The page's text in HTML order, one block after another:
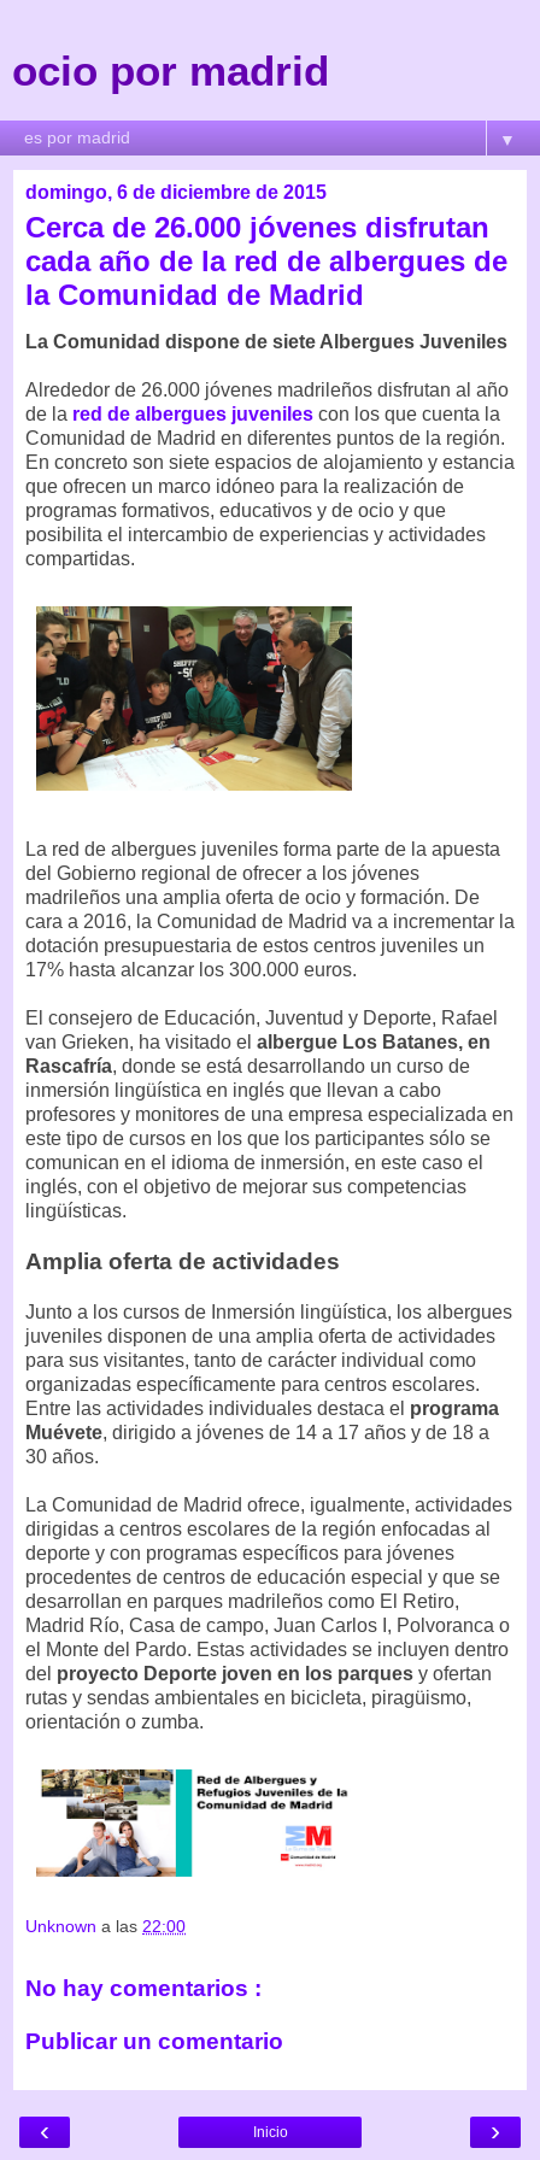
ocio por madrid
▼
domingo, 6 de diciembre de 2015
Cerca de 26.000 jóvenes disfrutan
cada año de la red de albergues de
la Comunidad de Madrid
La Comunidad dispone de siete Albergues Juveniles
Alrededor de 26.000 jóvenes madrileños disfrutan al año
de la red de albergues juveniles con los que cuenta la
Comunidad de Madrid en diferentes puntos de la región.
En concreto son siete espacios de alojamiento y estancia
que ofrecen un marco idóneo para la realización de
programas formativos, educativos y de ocio y que
posibilita el intercambio de experiencias y actividades
compartidas.
La red de albergues juveniles forma parte de la apuesta
del Gobierno regional de ofrecer a los jóvenes
madrileños una amplia oferta de ocio y formación. De
cara a 2016, la Comunidad de Madrid va a incrementar la
dotación presupuestaria de estos centros juveniles un
17% hasta alcanzar los 300.000 euros.
El consejero de Educación, Juventud y Deporte, Rafael
van Grieken, ha visitado el albergue Los Batanes, en
Rascafría, donde se está desarrollando un curso de
inmersión lingüística en inglés que llevan a cabo
profesores y monitores de una empresa especializada en
este tipo de cursos en los que los participantes sólo se
comunican en el idioma de inmersión, en este caso el
inglés, con el objetivo de mejorar sus competencias
lingüísticas.
Amplia oferta de actividades
Junto a los cursos de Inmersión lingüística, los albergues
juveniles disponen de una amplia oferta de actividades
para sus visitantes, tanto de carácter individual como
organizadas específicamente para centros escolares.
Entre las actividades individuales destaca el programa
Muévete, dirigido a jóvenes de 14 a 17 años y de 18 a
30 años.
La Comunidad de Madrid ofrece, igualmente, actividades
dirigidas a centros escolares de la región enfocadas al
deporte y con programas específicos para jóvenes
procedentes de centros de educación especial y que se
desarrollan en parques madrileños como El Retiro,
Madrid Río, Casa de campo, Juan Carlos I, Polvoranca o
el Monte del Pardo. Estas actividades se incluyen dentro
del proyecto Deporte joven en los parques y ofertan
rutas y sendas ambientales en bicicleta, piragüismo,
orientación o zumba.
Unknown a las 22:00
No hay comentarios :
Publicar un comentario
‹ ›
Inicio